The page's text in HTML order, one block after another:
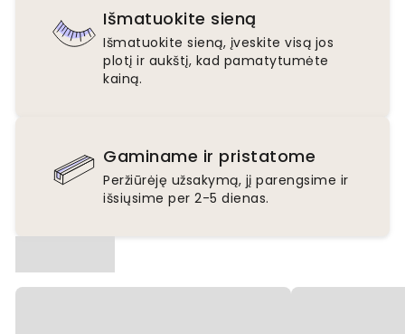
Išmatuokite sieną
Išmatuokite sieną, įveskite visą jos
plotį ir aukštį, kad pamatytumėte
kainą.
Gaminame ir pristatome
Peržiūrėję užsakymą, jį parengsime ir
išsiųsime per 2-5 dienas.